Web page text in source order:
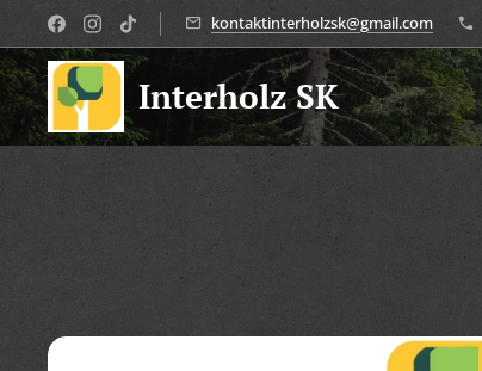
kontaktinterholzsk@gmail.com
Interholz SK